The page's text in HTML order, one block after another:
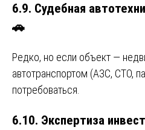
6.9. Судебная
🚗
Редко, но если объект —
автотранспортом (АЗС, СТО,
потребоваться.
6.10. Экспертиза